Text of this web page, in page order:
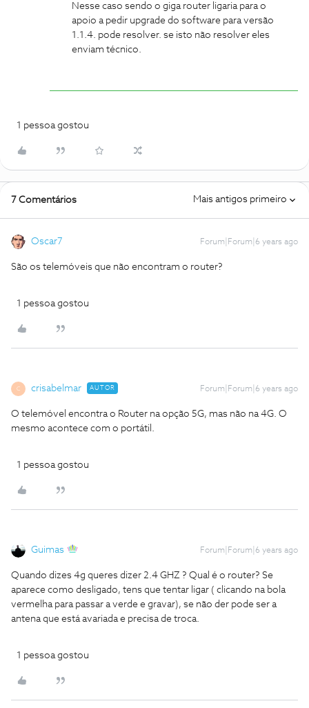
Nesse caso sendo o giga router ligaria para o
apoio a pedir upgrade do software para versão
1.1.4. pode resolver. se isto não resolver eles
enviam técnico.
1 pessoa gostou
7 Comentários Mais antigos primeiro
Oscar7 Forum|Forum|6 years ago
São os telemóveis que não encontram o router?
1 pessoa gostou
C crisabelmar AUTOR Forum|Forum|6 years ago
O telemóvel encontra o Router na opção 5G, mas não na 4G. O
mesmo acontece com o portátil.
1 pessoa gostou
Guimas Forum|Forum|6 years ago
Quando dizes 4g queres dizer 2.4 GHZ ? Qual é o router? Se
aparece como desligado, tens que tentar ligar ( clicando na bola
vermelha para passar a verde e gravar), se não der pode ser a
antena que está avariada e precisa de troca.
1 pessoa gostou